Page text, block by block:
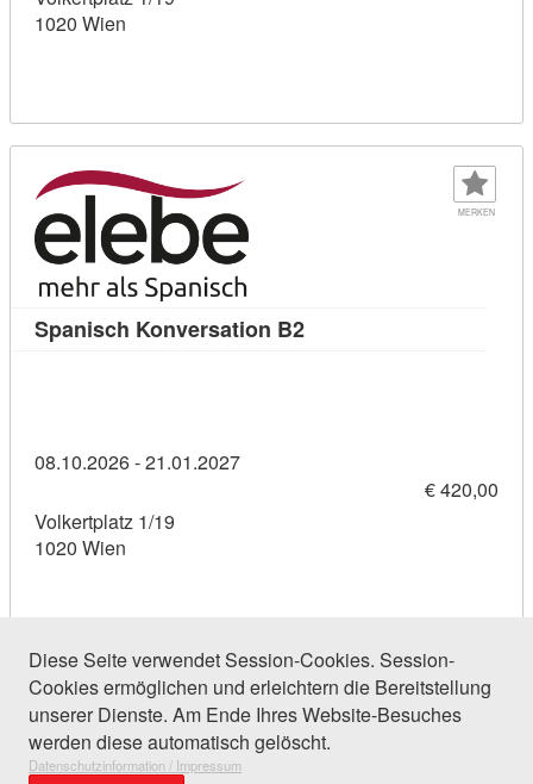
1020 Wien
MERKEN
Spanisch Konversation B2Kursdetail: Spanisch
08.10.2026 - 21.01.2027
€ 420,00
Volkertplatz 1/19
1020 Wien
27 Einträge gefunden (1 von 2)
Diese Seite verwendet Session-Cookies. Session-
Cookies ermöglichen und erleichtern die Bereitstellung
unserer Dienste. Am Ende Ihres Website-Besuches
werden diese automatisch gelöscht.
Datenschutzinformation / Impressum